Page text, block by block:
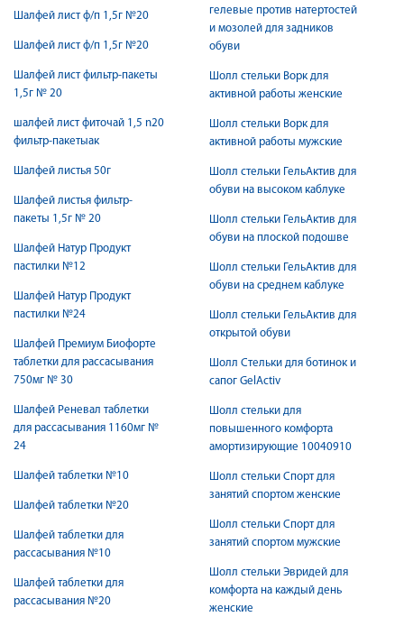
Шалфей лист ф/п 1,5г №20
Шалфей лист ф/п 1,5г №20
Шалфей лист фильтр-пакеты
1,5г № 20
шалфей лист фиточай 1,5 n20
фильтр-пакетыак
Шалфей листья 50г
Шалфей листья фильтр-
пакеты 1,5г № 20
Шалфей Натур Продукт
пастилки №12
Шалфей Натур Продукт
пастилки №24
Шалфей Премиум Биофорте
таблетки для рассасывания
750мг № 30
Шалфей Реневал таблетки
для рассасывания 1160мг №
24
Шалфей таблетки №10
Шалфей таблетки №20
Шалфей таблетки для
рассасывания №10
Шалфей таблетки для
рассасывания №20
гелевые против натертостей
и мозолей для задников
обуви
Шолл стельки Ворк для
активной работы женские
Шолл стельки Ворк для
активной работы мужские
Шолл стельки ГельАктив для
обуви на высоком каблуке
Шолл стельки ГельАктив для
обуви на плоской подошве
Шолл стельки ГельАктив для
обуви на среднем каблуке
Шолл стельки ГельАктив для
открытой обуви
Шолл Стельки для ботинок и
сапог GelActiv
Шолл стельки для
повышенного комфорта
амортизирующие 10040910
Шолл стельки Спорт для
занятий спортом женские
Шолл стельки Спорт для
занятий спортом мужские
Шолл стельки Эвридей для
комфорта на каждый день
женские